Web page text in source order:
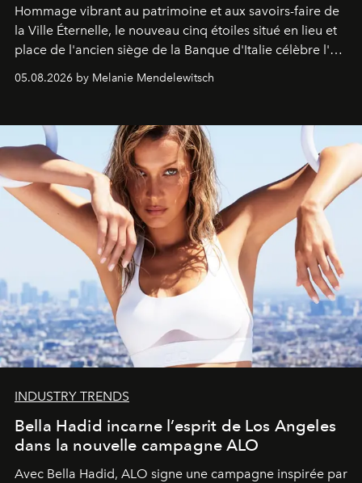
Hommage vibrant au patrimoine et aux savoirs-faire de
la Ville Éternelle, le nouveau cinq étoiles situé en lieu et
place de l'ancien siège de la Banque d'Italie célèbre l'art
de vivre Romain dans toute son élégance intemporelle.
05.08.2026 by Melanie Mendelewitsch
INDUSTRY TRENDS
Bella Hadid incarne l’esprit de Los Angeles
dans la nouvelle campagne ALO
Avec Bella Hadid, ALO signe une campagne inspirée par